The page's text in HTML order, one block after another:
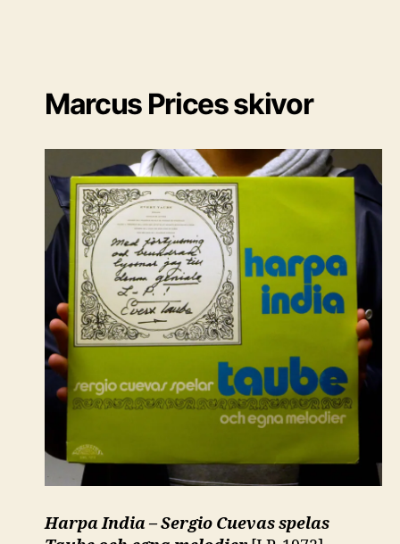
Marcus Prices skivor
Harpa India – Sergio Cuevas spelas